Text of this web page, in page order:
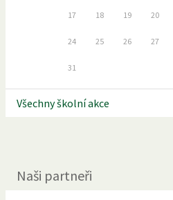
17 18 19 20
24 25 26 27
31
Všechny školní akce
Naši partneři